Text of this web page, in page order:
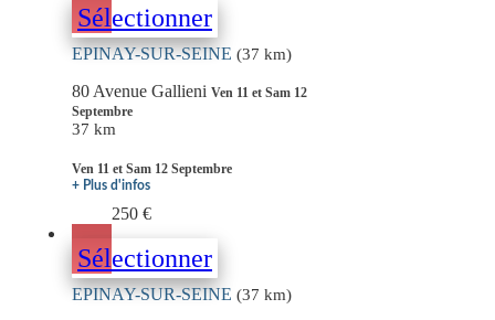
Sélectionner
EPINAY-SUR-SEINE (37 km)
80 Avenue Gallieni Ven 11 et Sam 12
Septembre
37 km
Ven 11 et Sam 12 Septembre
+ Plus d'infos
250 €
Sélectionner
EPINAY-SUR-SEINE (37 km)